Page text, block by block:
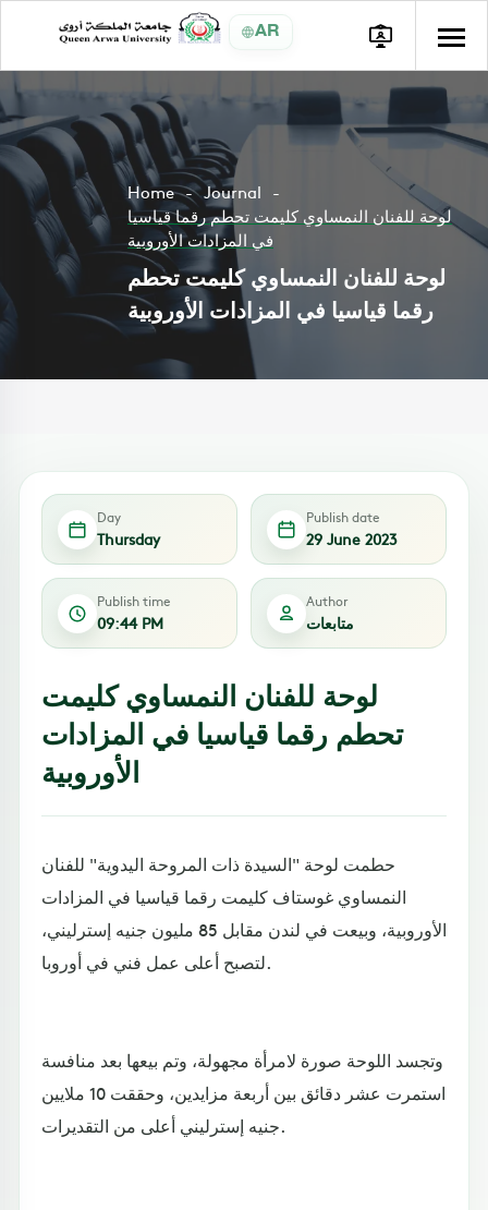
AR
Home
Journal
لوحة للفنان النمساوي كليمت تحطم رقما قياسيا
في المزادات الأوروبية
لوحة للفنان النمساوي كليمت تحطم
رقما قياسيا في المزادات الأوروبية
Day
Thursday
Publish date
29 June 2023
Publish time
09:44 PM
Author
متابعات
لوحة للفنان النمساوي كليمت
تحطم رقما قياسيا في المزادات
الأوروبية
حطمت لوحة "السيدة ذات المروحة اليدوية" للفنان
النمساوي غوستاف كليمت رقما قياسيا في المزادات
الأوروبية، وبيعت في لندن مقابل 85 مليون جنيه إسترليني،
لتصبح أعلى عمل فني في أوروبا.
وتجسد اللوحة صورة لامرأة مجهولة، وتم بيعها بعد منافسة
استمرت عشر دقائق بين أربعة مزايدين، وحققت 10 ملايين
جنيه إسترليني أعلى من التقديرات.